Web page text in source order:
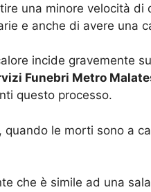
una minore velocità
e anche di avere una
incide gravemente
Funebri Metro
questo processo.
le morti sono a
che è simile ad una